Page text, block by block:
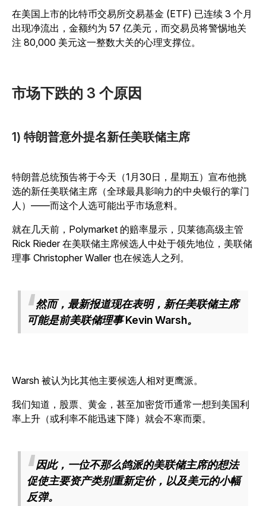
在美国上市的比特币交易所交易基金 (ETF) 已连续 3 个月
出现净流出，金额约为 57 亿美元，而交易员将警惕地关
注 80,000 美元这一整数大关的心理支撑位。
市场下跌的 3 个原因
1) 特朗普意外提名新任美联储主席
特朗普总统预告将于今天（1月30日，星期五）宣布他挑
选的新任美联储主席（全球最具影响力的中央银行的掌门
人）——而这个人选可能出乎市场意料。
就在几天前，Polymarket 的赔率显示，贝莱德高级主管
Rick Rieder 在美联储主席候选人中处于领先地位，美联储
理事 Christopher Waller 也在候选人之列。
然而，最新报道现在表明，新任美联储主席
可能是前美联储理事Kevin Warsh。
Warsh 被认为比其他主要候选人相对更鹰派。
我们知道，股票、黄金，甚至加密货币通常一想到美国利
率上升（或利率不能迅速下降）就会不寒而栗。
因此，一位不那么鸽派的美联储主席的想法
促使主要资产类别重新定价，以及美元的小幅
反弹。